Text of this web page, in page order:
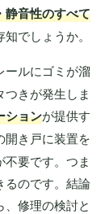
静音性のすべて
でしょうか。
ールにゴミが溜
きが発生しま
ションが提供す
開き戸に装置を
要です。つま
るのです。結論
修理の検討と